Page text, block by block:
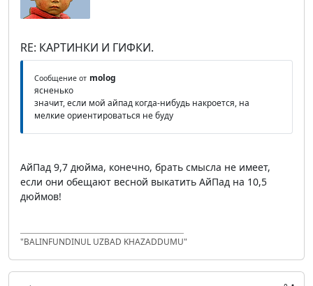
RE: КАРТИНКИ И ГИФКИ.
Сообщение от molog
ясненько
значит, если мой айпад когда-нибудь накроется, на
мелкие ориентироваться не буду
АйПад 9,7 дюйма, конечно, брать смысла не имеет,
если они обещают весной выкатить АйПад на 10,5
дюймов!
"BALINFUNDINUL UZBAD KHAZADDUMU"